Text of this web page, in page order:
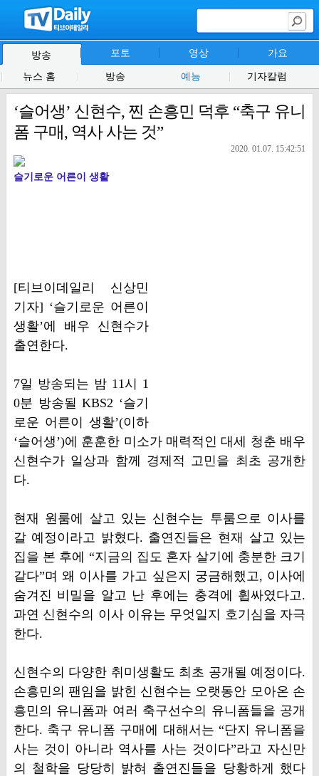
방송 포토 영상 가요
뉴스 홈 방송 예능 기자칼럼
‘슬어생’ 신현수, 찐 손흥민 덕후 “축구 유니
폼 구매, 역사 사는 것”
2020. 01.07. 15:42:51
슬기로운 어른이 생활
[티브이데일리 신상민
기자] ‘슬기로운 어른이
생활’에 배우 신현수가
출연한다.
7일 방송되는 밤 11시 1
0분 방송될 KBS2 ‘슬기
로운 어른이 생활’(이하
‘슬어생’)에 훈훈한 미소가 매력적인 대세 청춘 배우
신현수가 일상과 함께 경제적 고민을 최초 공개한
다.
현재 원룸에 살고 있는 신현수는 투룸으로 이사를
갈 예정이라고 밝혔다. 출연진들은 현재 살고 있는
집을 본 후에 “지금의 집도 혼자 살기에 충분한 크기
같다”며 왜 이사를 가고 싶은지 궁금해했고, 이사에
숨겨진 비밀을 알고 난 후에는 충격에 휩싸였다고.
과연 신현수의 이사 이유는 무엇일지 호기심을 자극
한다.
신현수의 다양한 취미생활도 최초 공개될 예정이다.
손흥민의 팬임을 밝힌 신현수는 오랫동안 모아온 손
흥민의 유니폼과 여러 축구선수의 유니폼들을 공개
한다. 축구 유니폼 구매에 대해서는 “단지 유니폼을
사는 것이 아니라 역사를 사는 것이다”라고 자신만
의 철학을 당당히 밝혀 출연진들을 당황하게 했다